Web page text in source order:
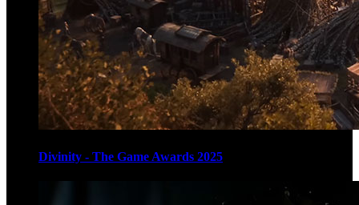
Divinity - The Game Awards 2025